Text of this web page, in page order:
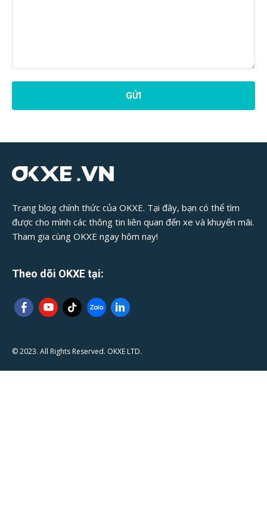
Viết:
Trang blog chính thức của OKXE. Tại đây, bạn có thể tìm
được cho mình các thông tin liên quan đến xe và khuyến mãi.
Tham gia cùng OKXE ngay hôm nay!
Theo dõi OKXE tại:
© 2023. All Rights Reserved. OKXE LTD.